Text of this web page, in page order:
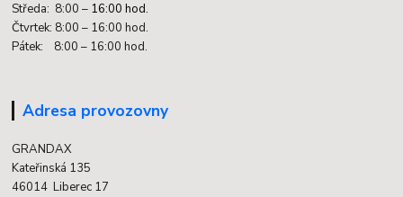
Středa: 8:00 – 16:00 hod.
Čtvrtek: 8:00 – 16:00 hod.
Pátek: 8:00 – 16:00 hod.
Adresa provozovny
GRANDAX
Kateřinská 135
46014 Liberec 17